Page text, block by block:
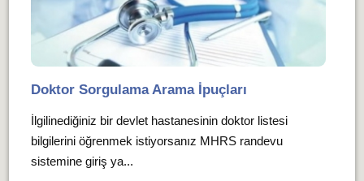
Doktor Sorgulama Arama İpuçları
İlgilinediğiniz bir devlet hastanesinin doktor listesi
bilgilerini öğrenmek istiyorsanız MHRS randevu
sistemine giriş ya...